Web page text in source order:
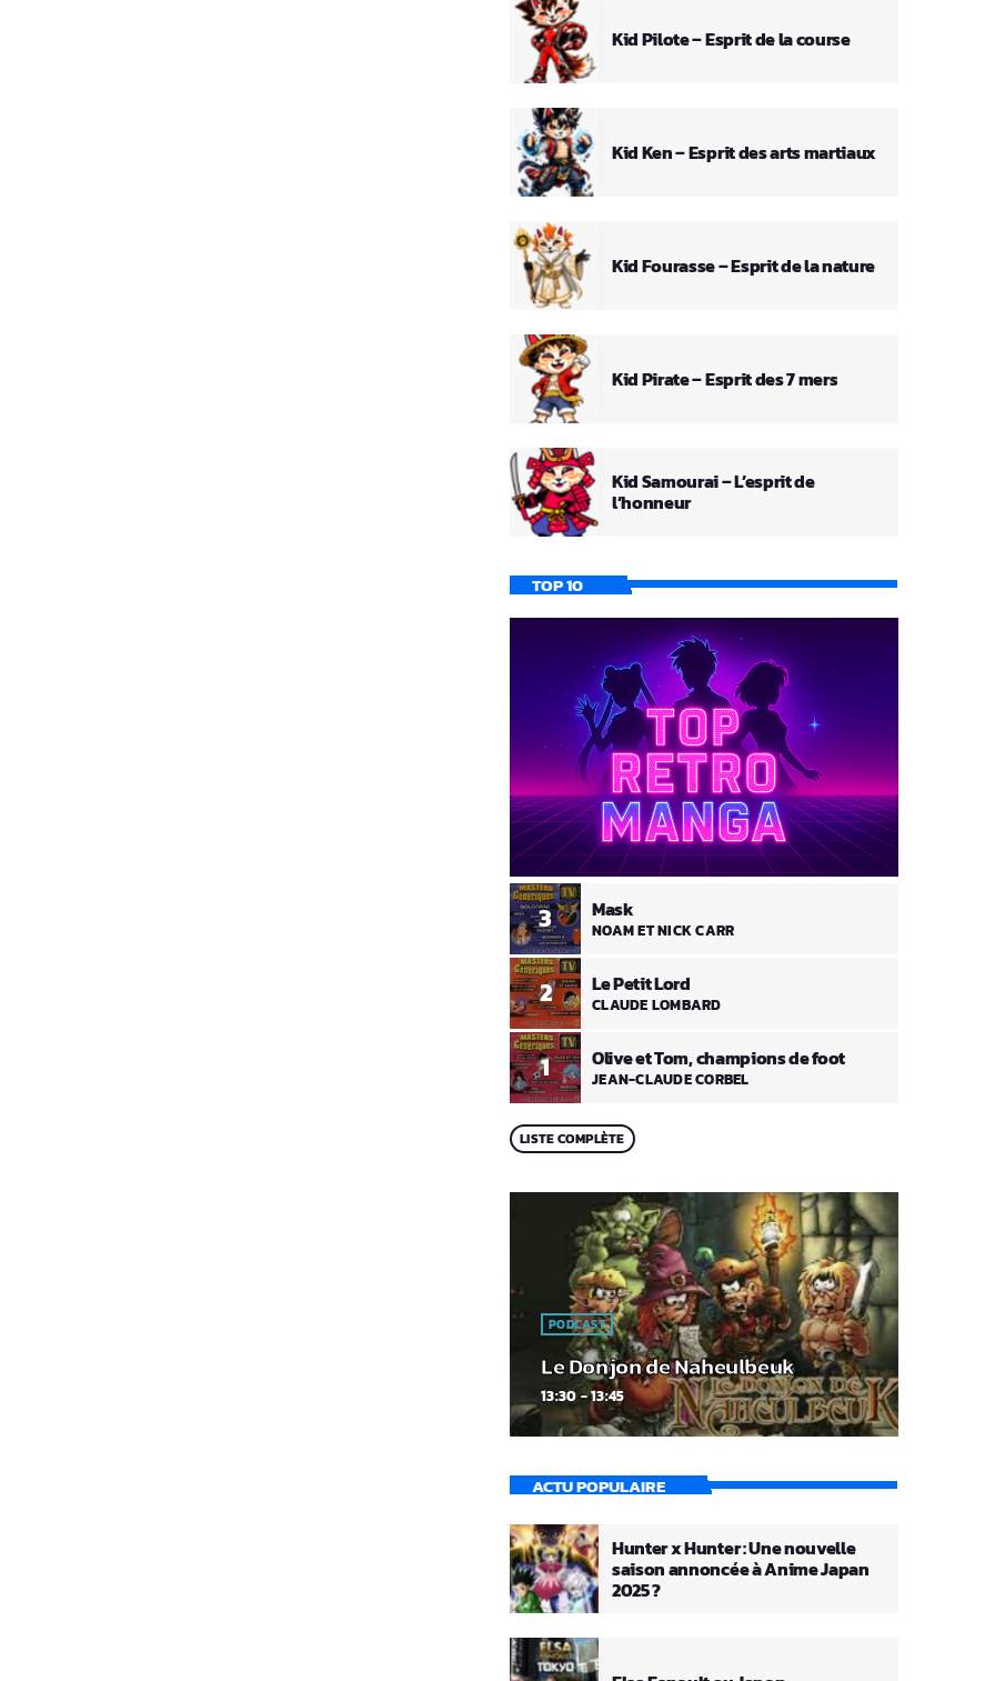
Kid Pilote – Esprit de la course
Kid Ken – Esprit des arts martiaux
Kid Fourasse – Esprit de la nature
Kid Pirate – Esprit des 7 mers
Kid Samourai – L’esprit de
l’honneur
TOP 10
1 Olive et Tom, champions de foot
JEAN-CLAUDE CORBEL
2 Le Petit Lord
CLAUDE LOMBARD
3 Mask
NOAM ET NICK CARR
LISTE COMPLÈTE
PODCAST
Le Donjon de Naheulbeuk
13:30 - 13:45
ACTU POPULAIRE
Hunter x Hunter : Une nouvelle
saison annoncée à Anime Japan
2025 ?